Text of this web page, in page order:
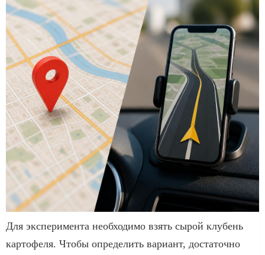
Для эксперимента необходимо взять сырой клубень
картофеля. Чтобы определить вариант, достаточно